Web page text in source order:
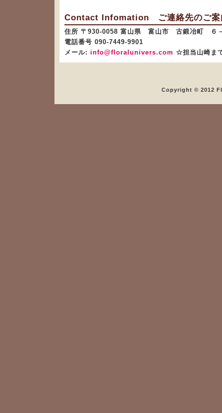
Contact Infomation ご連絡先のご案
住所 〒930-0058 富山県 富山市 古鍛冶町 ６
電話番号 090-7449-9901
メール: info@floralunivers.com ☆担当山崎ま
Copyright © 2012